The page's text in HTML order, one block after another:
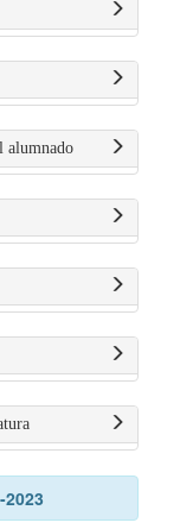
alumnado
2023